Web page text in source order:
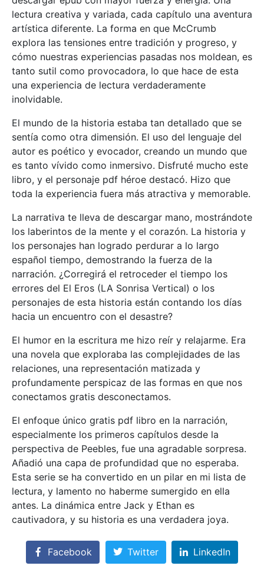
lectura creativa y variada, cada capítulo una aventura
artística diferente. La forma en que McCrumb
explora las tensiones entre tradición y progreso, y
cómo nuestras experiencias pasadas nos moldean, es
tanto sutil como provocadora, lo que hace de esta
una experiencia de lectura verdaderamente
inolvidable.
El mundo de la historia estaba tan detallado que se
sentía como otra dimensión. El uso del lenguaje del
autor es poético y evocador, creando un mundo que
es tanto vívido como inmersivo. Disfruté mucho este
libro, y el personaje pdf héroe destacó. Hizo que
toda la experiencia fuera más atractiva y memorable.
La narrativa te lleva de descargar mano, mostrándote
los laberintos de la mente y el corazón. La historia y
los personajes han logrado perdurar a lo largo
español tiempo, demostrando la fuerza de la
narración. ¿Corregirá el retroceder el tiempo los
errores del El Eros (LA Sonrisa Vertical) o los
personajes de esta historia están contando los días
hacia un encuentro con el desastre?
El humor en la escritura me hizo reír y relajarme. Era
una novela que exploraba las complejidades de las
relaciones, una representación matizada y
profundamente perspicaz de las formas en que nos
conectamos gratis desconectamos.
El enfoque único gratis pdf libro en la narración,
especialmente los primeros capítulos desde la
perspectiva de Peebles, fue una agradable sorpresa.
Añadió una capa de profundidad que no esperaba.
Esta serie se ha convertido en un pilar en mi lista de
lectura, y lamento no haberme sumergido en ella
antes. La dinámica entre Jack y Ethan es
cautivadora, y su historia es una verdadera joya.
Facebook Twitter LinkedIn